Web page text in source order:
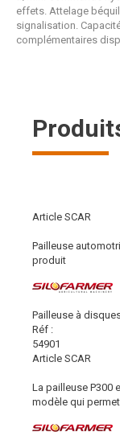
effets. Attelage
signalisation.
complémentaires
Article SCAR
Pailleuse
produit
Pailleuse à
Réf :
54901
Article SCAR
La pailleuse P300
modèle qui permet